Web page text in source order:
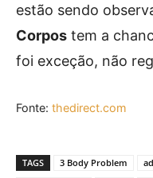
estão sendo
Corpos tem a
foi exceção, não
Fonte: thedirect.com
TAGS 3 Body Problem